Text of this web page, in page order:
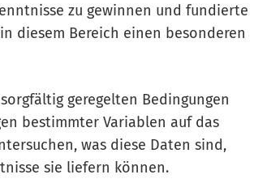
zu gewinnen und fundierte
diesem Bereich einen besonderen
geregelten Bedingungen
bestimmter Variablen auf das
was diese Daten sind,
sie liefern können.